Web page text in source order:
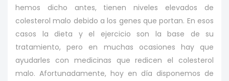
hemos dicho antes, tienen niveles elevados de
colesterol malo debido a los genes que portan. En esos
casos la dieta y el ejercicio son la base de su
tratamiento, pero en muchas ocasiones hay que
ayudarles con medicinas que redicen el colesterol
malo. Afortunadamente, hoy en día disponemos de